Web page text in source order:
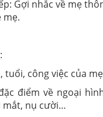
Gợi nhắc về mẹ
mẹ.
tuổi, công việc của
điểm về ngoại
mắt, nụ cười…